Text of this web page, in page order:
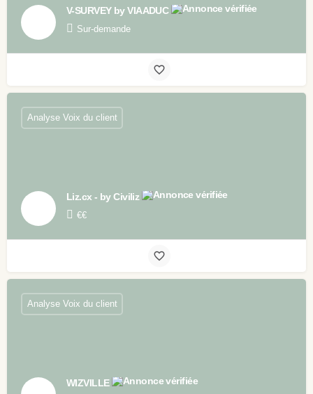
V-SURVEY by VIAADUC
Sur-demande
Liz.cx - by Civiliz
€€
Analyse Voix du client
WIZVILLE
Analyse Voix du client